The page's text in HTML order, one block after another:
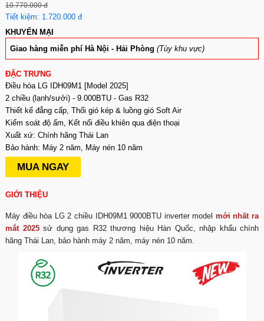
10.770.000 đ
Tiết kiệm: 1.720.000 đ
KHUYẾN MẠI
Giao hàng miễn phí Hà Nội - Hải Phòng (Tùy khu vực)
ĐẶC TRƯNG
Điều hòa LG IDH09M1 [Model 2025]
2 chiều (lạnh/sưởi) - 9.000BTU - Gas R32
Thiết kế đẳng cấp, Thổi gió kép & luồng gió Soft Air
Kiểm soát độ ẩm, Kết nối điều khiên qua điện thoại
Xuất xứ: Chính hãng Thái Lan
Bảo hành: Máy 2 năm, Máy nén 10 năm
MUA NGAY
GIỚI THIỆU
Máy điều hòa LG 2 chiều IDH09M1 9000BTU inverter model mới nhất ra
mắt 2025sử dụng gas R32 thương hiệu Hàn Quốc, nhập khẩu chính
hãng Thái Lan, bảo hành máy 2 năm, máy nén 10 năm.